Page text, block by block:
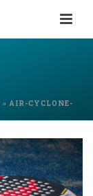
» AIR-CYCLONE-